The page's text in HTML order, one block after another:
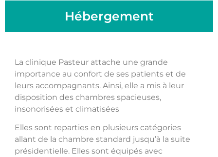
Hébergement
La clinique Pasteur attache une grande
importance au confort de ses patients et de
leurs accompagnants. Ainsi, elle a mis à leur
disposition des chambres spacieuses,
insonorisées et climatisées
Elles sont reparties en plusieurs catégories
allant de la chambre standard jusqu’à la suite
présidentielle. Elles sont équipés avec